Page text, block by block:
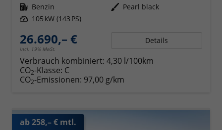
Kraftstoff Benzin Außenfarbe Pearl black
Leistung 105 kW (143 PS)
26.690,– €
incl. 19% MwSt.
Details
Verbrauch kombiniert: 4,30 l/100km
CO2-Klasse: C
CO2-Emissionen: 97,00 g/km
ab 258,– € mtl.